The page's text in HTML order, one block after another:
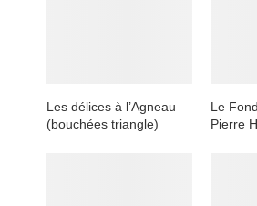
Les délices à l’Agneau
(bouchées triangle)
Le
Pierre